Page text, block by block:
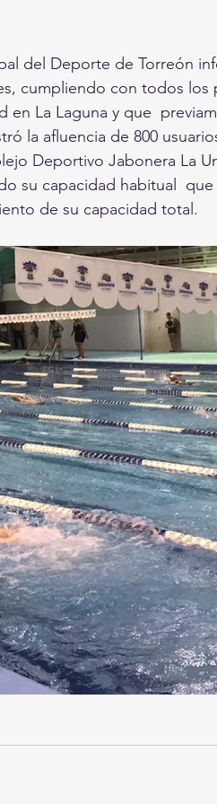
del Deporte de Torreón
cumpliendo con todos
en La Laguna y que
la afluencia de 800
Deportivo Jabonera La
su capacidad habitual
de su capacidad total.